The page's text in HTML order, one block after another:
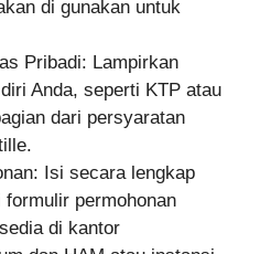
di gunakan untuk
Pribadi: Lampirkan
Anda, seperti KTP atau
dari persyaratan
Isi secara lengkap
formulir permohonan
di kantor